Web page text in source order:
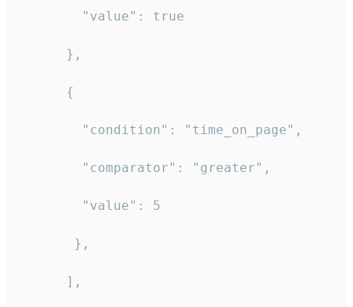
        "value": true
      },
      {
        "condition": "time_on_page",
        "comparator": "greater",
        "value": 5
       },
      ],